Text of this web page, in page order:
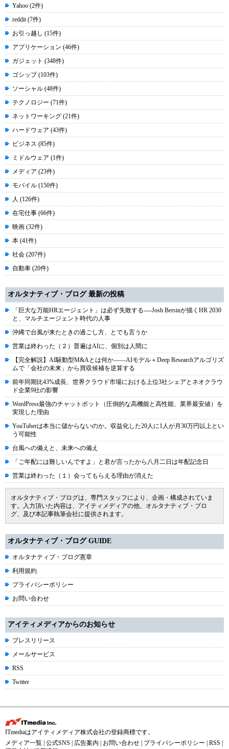
Yahoo (2件)
reddit (7件)
お引っ越し (15件)
アプリケーション (46件)
ガジェット (348件)
ゴシップ (103件)
ソーシャル (48件)
テクノロジー (71件)
ネットワーキング (21件)
ハードウェア (43件)
ビジネス (85件)
ミドルウェア (1件)
メディア (23件)
モバイル (150件)
人 (126件)
在宅仕事 (66件)
映画 (32件)
本 (41件)
社会 (207件)
自動車 (20件)
オルタナティブ・ブログ 最新の投稿
「巨大な万能HRエージェント」は必ず失敗する----Josh Bersinが描くHR 2030
と、マルチエージェント時代の人事
沖縄で台風が来たときの過ごし方、とでも言うか
営業は終わった（２）普遍はAIに、個別は人間に
【完全解説】AI駆動型M&Aとは何か――AIモデル＋Deep Researchアルゴリズ
ムで「会社の未来」から買収候補を逆算する
前年同期比43%成長、世界クラウド市場における上位3社シェアとネオクラウ
ド企業9社の影響
WordPress最強のチャットボット（圧倒的な高機能と高性能、業界最安値）を
実現した理由
YouTuberは本当に儲からないのか。収益化した20人に1人が月30万円以上とい
う可能性
台風への備えと、未来への備え
「ご年配には難しいんですよ」と君が言ったから八月二日は年配記念日
営業は終わった（１）会ってもらえる理由が消えた
オルタナティブ・ブログは、専門スタッフにより、企画・構成されていま
す。入力頂いた内容は、アイティメディアの他、オルタナティブ・ブロ
グ、及び本記事執筆会社に提供されます。
オルタナティブ・ブログ GUIDE
オルタナティブ・ブログ憲章
利用規約
プライバシーポリシー
お問い合わせ
アイティメディアからのお知らせ
プレスリリース
メールサービス
RSS
Twitter
ITmediaはアイティメディア株式会社の登録商標です。
メディア一覧 公式SNS 広告案内 お問い合わせ プライバシーポリシー RSS